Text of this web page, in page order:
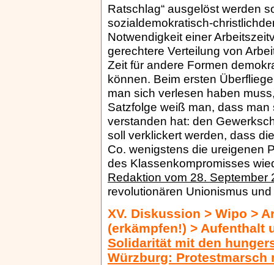
Ratschlag“ ausgelöst werden
sozialdemokratisch-
Notwendigkeit einer
gerechtere Verteilung von
Zeit für andere Formen
können. Beim ersten
man sich verlesen haben
Satzfolge weiß man, dass
verstanden hat: den
soll verklickert werden, dass
Co. wenigstens die ureigenen
des Klassenkompromisses
Redaktion vom 28. September
revolutionären Unionismus
XV. Diskussion > Wipo >
(erkämpfen!) > Aufenthalt
Solidarität mit den
Würzburg: Protestmarsch